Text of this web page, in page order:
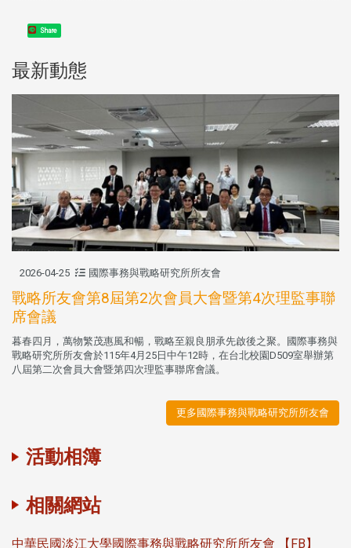
Share
最新動態
2026-04-25 國際事務與戰略研究所所友會
戰略所友會第8屆第2次會員大會暨第4次理監事聯
席會議
暮春四月，萬物繁茂惠風和暢，戰略至親良朋承先啟後之聚。國際事務與
戰略研究所所友會於115年4月25日中午12時，在台北校園D509室舉辦第
八屆第二次會員大會暨第四次理監事聯席會議。
更多國際事務與戰略研究所所友會
活動相簿
相關網站
中華民國淡江大學國際事務與戰略研究所所友會 【FB】